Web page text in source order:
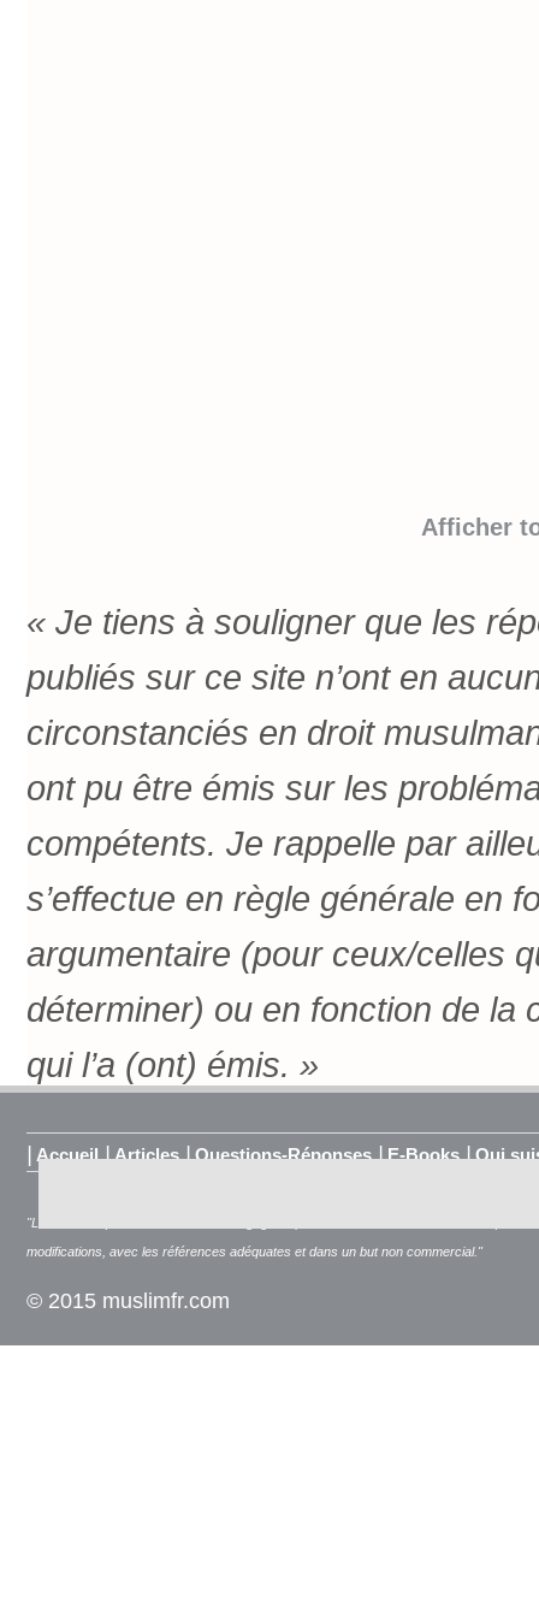
Afficher
« Je tiens à souligner que les
publiés sur ce site n’ont en
circonstanciés en droit
ont pu être émis sur les
compétents. Je rappelle par
s’effectue en règle générale en
argumentaire (pour ceux/celles
déterminer) ou en fonction de la
qui l’a (ont) émis. »
Accueil |Articles |Questions-Réponses |E-Books |Qui
"Les articles publiés sur ce site n'engagent que leur auteur. Tous droits de
modifications, avec les références adéquates et dans un but non commercial."
© 2015 muslimfr.com